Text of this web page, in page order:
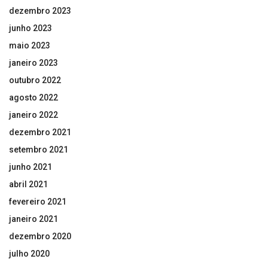
dezembro 2023
junho 2023
maio 2023
janeiro 2023
outubro 2022
agosto 2022
janeiro 2022
dezembro 2021
setembro 2021
junho 2021
abril 2021
fevereiro 2021
janeiro 2021
dezembro 2020
julho 2020